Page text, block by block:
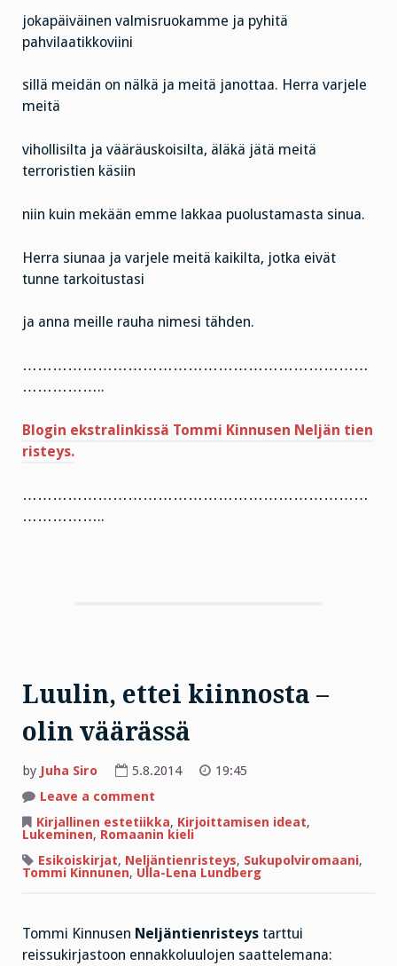
jokapäiväinen valmisruokamme ja pyhitä
pahvilaatikkoviini
sillä meidän on nälkä ja meitä janottaa. Herra varjele
meitä
vihollisilta ja vääräuskoisilta, äläkä jätä meitä
terroristien käsiin
niin kuin mekään emme lakkaa puolustamasta sinua.
Herra siunaa ja varjele meitä kaikilta, jotka eivät
tunne tarkoitustasi
ja anna meille rauha nimesi tähden.
……………………………………………………………
……………..
Blogin ekstralinkissä Tommi Kinnusen Neljän tien
risteys.
……………………………………………………………
……………..
Luulin, ettei kiinnosta –
olin väärässä
by Juha Siro 5.8.2014
19:45
Leave a comment
ettei
kiinnosta
olin
väärässä
Kirjallinen estetiikka, Kirjoittamisen ideat,
Lukeminen, Romaanin kieli
Esikoiskirjat, Neljäntienristeys, Sukupolviromaani,
Tommi Kinnunen, Ulla-Lena Lundberg
Tommi Kinnusen Neljäntienristeys tarttui
reissukirjastoon ennakkoluulojen saattelemana: